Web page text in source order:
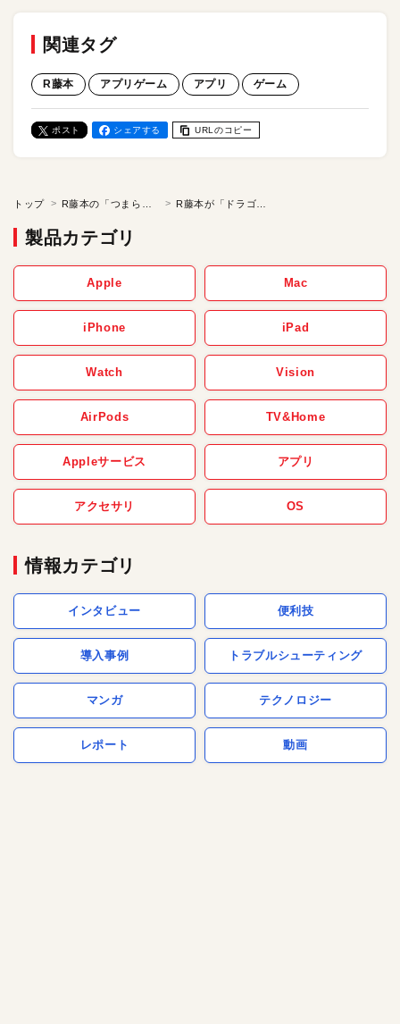
関連タグ
R藤本 アプリゲーム アプリ ゲーム
ポスト シェアする URLのコピー
トップ R藤本の「つまらないゲームなど必要ない！Z」 R藤本が「ドラゴンボール ゲキシン スクアドラ」をプレイ。みせてやろう…超エリートサイヤ人の圧倒的レビューを！／連載「つまらないゲームなど必要ない！Z」
製品カテゴリ
Apple Mac
iPhone iPad
Watch Vision
AirPods TV&Home
Appleサービス アプリ
アクセサリ OS
情報カテゴリ
インタビュー 便利技
導入事例 トラブルシューティング
マンガ テクノロジー
レポート 動画